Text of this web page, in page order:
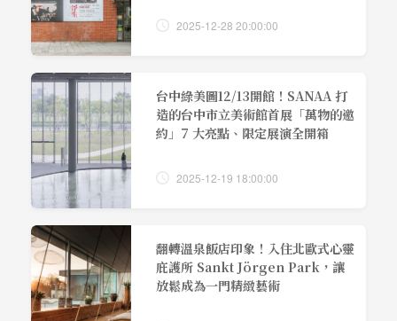
2025-12-28 20:00:00
台中綠美圖12/13開館！SANAA 打
造的台中市立美術館首展「萬物的邀
約」7 大亮點、限定展演全開箱
2025-12-19 18:00:00
翻轉溫泉飯店印象！入住北歐式心靈
庇護所 Sankt Jörgen Park，讓
放鬆成為一門精緻藝術